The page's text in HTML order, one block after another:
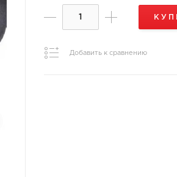
Добавить к сравнению